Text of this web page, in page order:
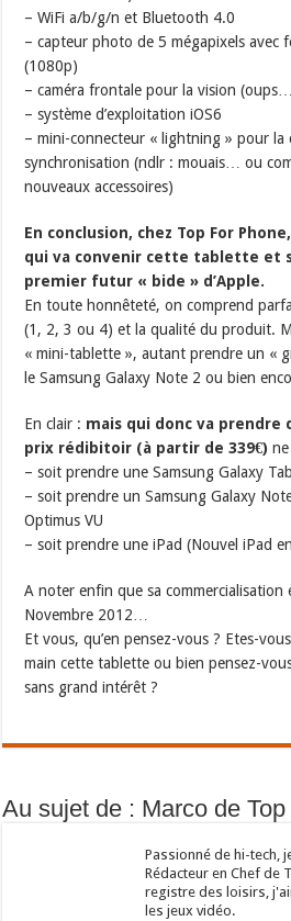
– WiFi a/b/g/n et Bluetooth 4.0
– capteur photo de 5 mégapixels avec
(1080p)
– caméra frontale pour la vision
– système d’exploitation iOS6
– mini-connecteur « lightning » pour la
synchronisation (ndlr : mouais… ou
nouveaux accessoires)
En conclusion, chez Top For
qui va convenir cette tablette et
premier futur « bide » d’Apple.
En toute honnêteté, on comprend
(1, 2, 3 ou 4) et la qualité du produit.
« mini-tablette », autant prendre un «
le Samsung Galaxy Note 2 ou bien
En clair : mais qui donc va prendre
prix rédibitoir (à partir de 339€)
– soit prendre une Samsung Galaxy
– soit prendre un Samsung Galaxy
Optimus VU
– soit prendre une iPad (Nouvel iPad
A noter enfin que sa commercialisation
Novembre 2012…
Et vous, qu’en pensez-vous ? Etes-
main cette tablette ou bien pensez-vous
sans grand intérêt ?
Au sujet de : Marco de
Passionné de hi-tech,
Rédacteur en Chef de
registre des loisirs,
les jeux vidéo.